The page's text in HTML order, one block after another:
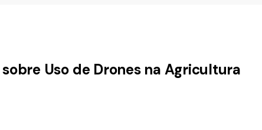
Uso de Drones na Agricultura